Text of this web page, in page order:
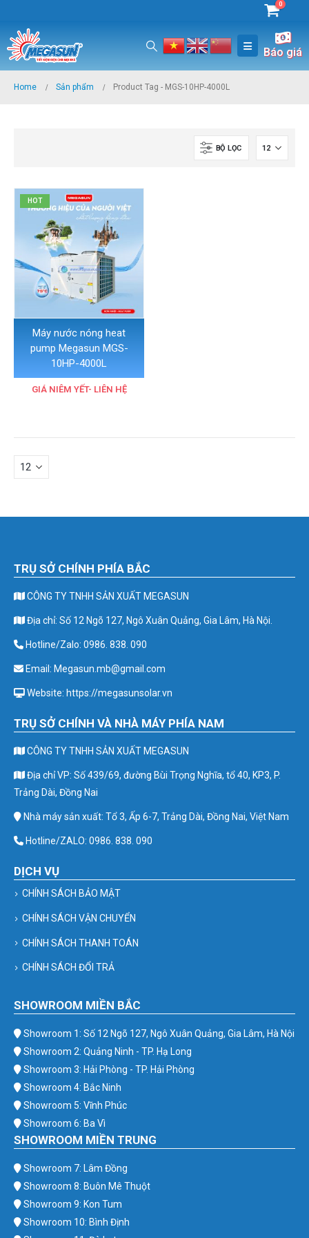
0
Báo giá
Home Sản phẩm Product Tag - MGS-10HP-4000L
BỘ LỌC
HOT
Máy nước nóng heat
pump Megasun MGS-
10HP-4000L
GIÁ NIÊM YẾT- LIÊN HỆ
TRỤ SỞ CHÍNH PHÍA BẮC
CÔNG TY TNHH SẢN XUẤT MEGASUN
Địa chỉ: Số 12 Ngõ 127, Ngô Xuân Quảng, Gia Lâm, Hà Nội.
Hotline/Zalo: 0986. 838. 090
Email: Megasun.mb@gmail.com
Website: https://megasunsolar.vn
TRỤ SỞ CHÍNH VÀ NHÀ MÁY PHÍA NAM
CÔNG TY TNHH SẢN XUẤT MEGASUN
Địa chỉ VP: Số 439/69, đường Bùi Trọng Nghĩa, tổ 40, KP3, P.
Trảng Dài, Đồng Nai
Nhà máy sản xuất: Tổ 3, Ấp 6-7, Trảng Dài, Đồng Nai, Việt Nam
Hotline/ZALO: 0986. 838. 090
DỊCH VỤ
CHÍNH SÁCH BẢO MẬT
CHÍNH SÁCH VẬN CHUYỂN
CHÍNH SÁCH THANH TOÁN
CHÍNH SÁCH ĐỔI TRẢ
SHOWROOM MIỀN BẮC
Showroom 1: Số 12 Ngõ 127, Ngô Xuân Quảng, Gia Lâm, Hà Nội
Showroom 2: Quảng Ninh - TP. Hạ Long
Showroom 3: Hải Phòng - TP. Hải Phòng
Showroom 4: Bắc Ninh
Showroom 5: Vĩnh Phúc
Showroom 6: Ba Vì
SHOWROOM MIỀN TRUNG
Showroom 7: Lâm Đồng
Showroom 8: Buôn Mê Thuột
Showroom 9: Kon Tum
Showroom 10: Bình Định